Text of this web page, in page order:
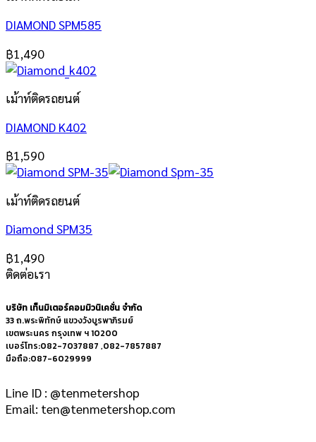
DIAMOND SPM585
฿1,490
เม้าท์ติดรถยนต์
DIAMOND K402
฿1,590
เม้าท์ติดรถยนต์
Diamond SPM35
฿1,490
ติดต่อเรา
บริษัท เท็นมิเตอร์คอมมิวนิเคชั่น จำกัด
33 ถ.พระพิทักษ์ แขวงวังบูรพาภิรมย์
เขตพระนคร กรุงเทพ ฯ 10200
เบอร์โทร:082-7037887 ,082-7857887
มือถือ:087-6029999
Line ID : @tenmetershop
Email: ten@tenmetershop.com